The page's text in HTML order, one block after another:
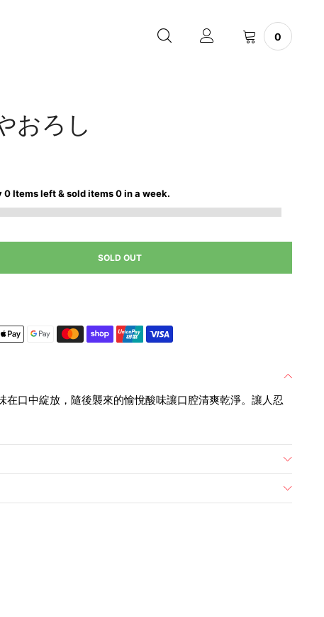
0
おろし
0Items left & sold items0in a week.
SOLD OUT
在口中綻放，隨後襲來的愉悅酸味讓口腔清爽乾淨。讓人忍